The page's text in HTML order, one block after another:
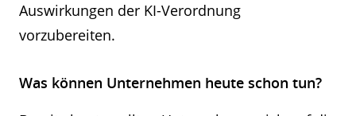
Auswirkungen der KI-Verordnung
vorzubereiten.
Was können Unternehmen heute schon tun?